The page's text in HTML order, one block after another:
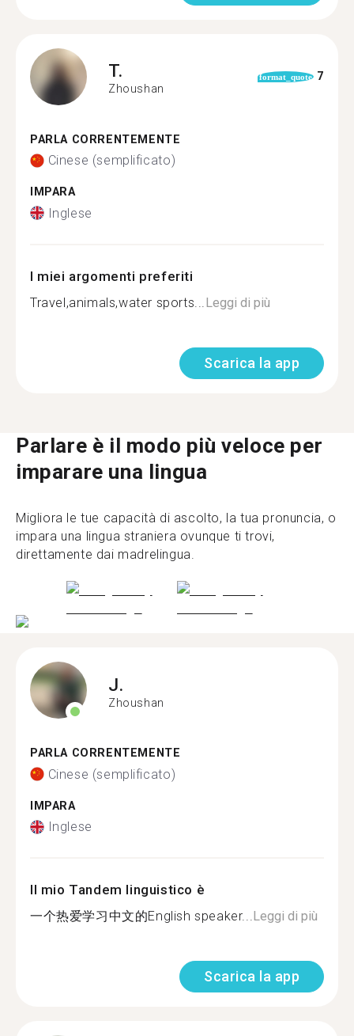
T.
Zhoushan
format_quote 7
PARLA CORRENTEMENTE
Cinese (semplificato)
IMPARA
Inglese
I miei argomenti preferiti
Travel,animals,water sports... Leggi di più
Scarica la app
Parlare è il modo più veloce per
imparare una lingua
Migliora le tue capacità di ascolto, la tua pronuncia, o
impara una lingua straniera ovunque ti trovi,
direttamente dai madrelingua.
J.
Zhoushan
PARLA CORRENTEMENTE
Cinese (semplificato)
IMPARA
Inglese
Il mio Tandem linguistico è
一个热爱学习中文的English speaker...Leggi di più
Scarica la app